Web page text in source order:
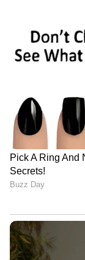
പരാതി
വി
അറിയുകയും
കൊണ്ടും
ചുറ്റിലും സി
യുഗം ആണ്
തെളിവുകൾ
പ്രിയപ്പെട്ട
പി,
പൊലീസ്
വിലപ്പെട്ട